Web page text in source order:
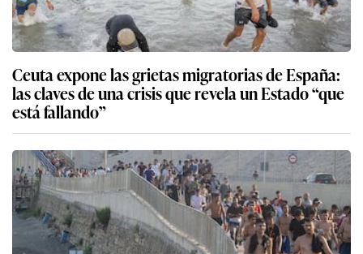
Ceuta expone las grietas migratorias de España:
las claves de una crisis que revela un Estado “que
está fallando”